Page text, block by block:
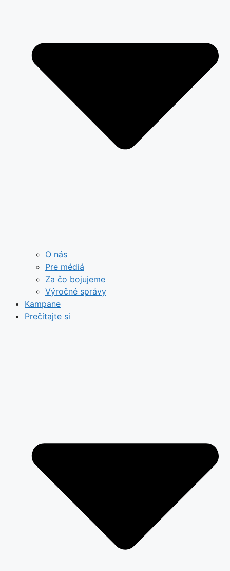
O nás
Pre médiá
Za čo bojujeme
Výročné správy
Kampane
Prečítajte si